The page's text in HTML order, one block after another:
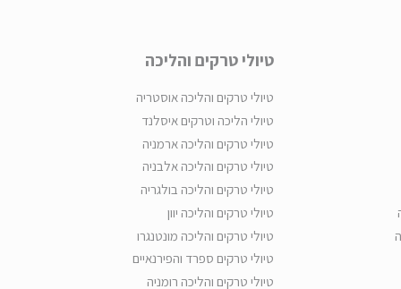
טיולי טרקים והליכה
טיולי טרקים והליכה אוסטריה
טיולי הליכה וטרקים איסלנד
טיולי טרקים והליכה ארמניה
טיולי טרקים והליכה אלבניה
טיולי טרקים והליכה בולגריה
טיולי טרקים והליכה יוון
טיולי טרקים והליכה מונטנגרו
טיולי טרקים ספרד והפירנאיים
טיולי טרקים והליכה רומניה